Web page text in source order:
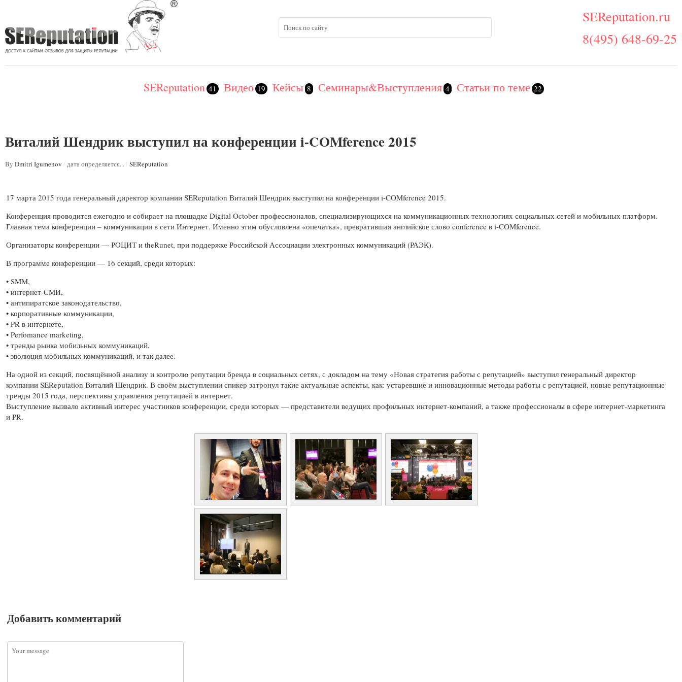
SEReputation.ru
8(495) 648-69-25
SEReputation 41 Видео 19 Кейсы 8 Семинары&Выступления 4 Статьи по теме 22
Виталий Шендрик выступил на конференции i-COMference 2015
By Dmitri Igumenov / дата определяется.../ SEReputation
17 марта 2015 года генеральный директор компании SEReputation Виталий Шендрик выступил на конференции i-COMference 2015.
Конференция проводится ежегодно и собирает на площадке Digital October профессионалов, специализирующихся на коммуникационных технологиях социальных сетей и мобильных платформ.
Главная тема конференции – коммуникации в сети Интернет. Именно этим обусловлена «опечатка», превратившая английское слово conference в i-COMference.
Организаторы конференции — РОЦИТ и theRunet, при поддержке Российской Ассоциации электронных коммуникаций (РАЭК).
В программе конференции — 16 секций, среди которых:
• SMM,
• интернет-СМИ,
• антипиратское законодательство,
• корпоративные коммуникации,
• PR в интернете,
• Perfomance marketing,
• тренды рынка мобильных коммуникаций,
• эволюция мобильных коммуникаций, и так далее.
На одной из секций, посвящённой анализу и контролю репутации бренда в социальных сетях, с докладом на тему «Новая стратегия работы с репутацией» выступил генеральный директор
компании SEReputation Виталий Шендрик. В своём выступлении спикер затронул такие актуальные аспекты, как: устаревшие и инновационные методы работы с репутацией, новые репутационные
тренды 2015 года, перспективы управления репутацией в интернет.
Выступление вызвало активный интерес участников конференции, среди которых — представители ведущих профильных интернет-компаний, а также профессионалы в сфере интернет-маркетинга
и PR.
Добавить комментарий